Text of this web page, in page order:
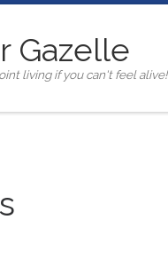
Gazelle
living if you can't feel alive!